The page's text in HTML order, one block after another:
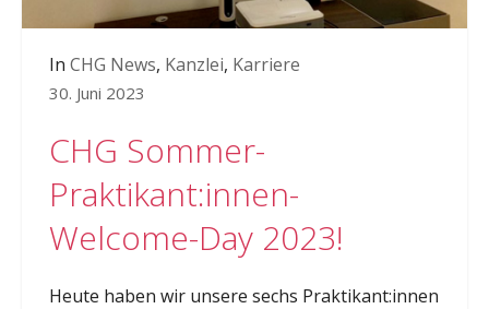
In CHG News, Kanzlei, Karriere
30. Juni 2023
CHG Sommer-
Praktikant:innen-
Welcome-Day 2023!
Heute haben wir unsere sechs Praktikant:innen